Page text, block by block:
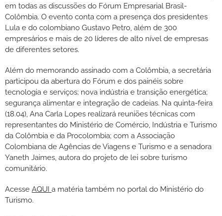
em todas as discussões do Fórum Empresarial Brasil-
Colômbia. O evento conta com a presença dos presidentes
Lula e do colombiano Gustavo Petro, além de 300
empresários e mais de 20 líderes de alto nível de empresas
de diferentes setores.
Além do memorando assinado com a Colômbia, a secretária
participou da abertura do Fórum e dos painéis sobre
tecnologia e serviços; nova indústria e transição energética;
segurança alimentar e integração de cadeias. Na quinta-feira
(18.04), Ana Carla Lopes realizará reuniões técnicas com
representantes do Ministério de Comércio, Indústria e Turismo
da Colômbia e da Procolombia; com a Associação
Colombiana de Agências de Viagens e Turismo e a senadora
Yaneth Jaimes, autora do projeto de lei sobre turismo
comunitário.
Acesse AQUI a matéria também no portal do Ministério do
Turismo.